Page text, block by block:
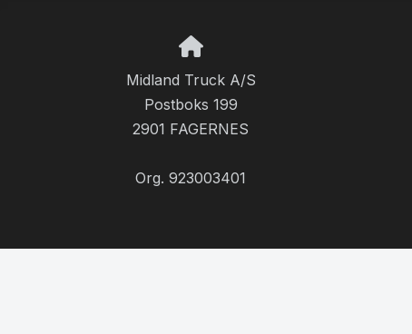
Midland Truck A/S
Postboks 199
2901 FAGERNES
Org. 923003401